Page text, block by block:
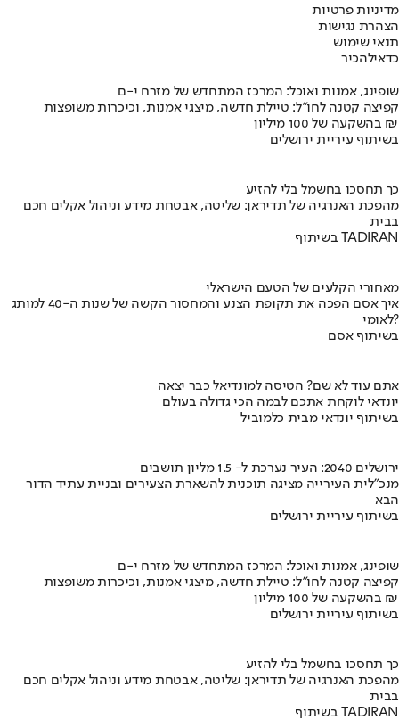
מדיניות פרטיות
הצהרת נגישות
תנאי שימוש
כדאילהכיר
שופינג, אמנות ואוכל: המרכז המתחדש של מזרח י-ם
קפיצה קטנה לחו"ל: טיילת חדשה, מיצגי אמנות, וכיכרות משופצות
בהשקעה של 100 מיליון ₪
בשיתוף עיריית ירושלים
כך תחסכו בחשמל בלי להזיע
מהפכת האנרגיה של תדיראן: שליטה, אבטחת מידע וניהול אקלים חכם
בבית
בשיתוף TADIRAN
מאחורי הקלעים של הטעם הישראלי
איך אסם הפכה את תקופת הצנע והמחסור הקשה של שנות ה-40 למותג
לאומי?
בשיתוף אסם
אתם עוד לא שם? הטיסה למונדיאל כבר יצאה
יונדאי לוקחת אתכם לבמה הכי גדולה בעולם
בשיתוף יונדאי מבית כלמוביל
ירושלים 2040: העיר נערכת ל- 1.5 מליון תושבים
מנכ"לית העירייה מציגה תוכנית להשארת הצעירים ובניית עתיד הדור
הבא
בשיתוף עיריית ירושלים
שופינג, אמנות ואוכל: המרכז המתחדש של מזרח י-ם
קפיצה קטנה לחו"ל: טיילת חדשה, מיצגי אמנות, וכיכרות משופצות
בהשקעה של 100 מיליון ₪
בשיתוף עיריית ירושלים
כך תחסכו בחשמל בלי להזיע
מהפכת האנרגיה של תדיראן: שליטה, אבטחת מידע וניהול אקלים חכם
בבית
בשיתוף TADIRAN